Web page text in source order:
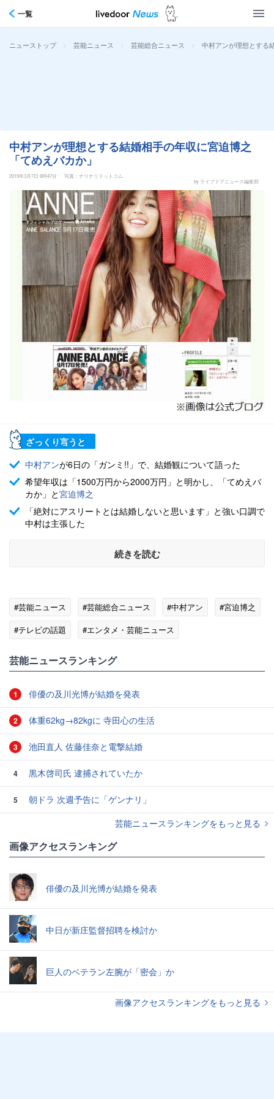
一覧
ニューストップ > 芸能ニュース > 芸能総合ニュース > 中村アンが理想とする
中村アンが理想とする結婚相手の年収に宮迫博之
「てめえバカか」
2015年3月7日 6時47分
写真：ナリナリドットコム
by ライブドアニュース編集部
ざっくり言うと
中村アンが6日の「ガンミ!!」で、結婚観について語った
希望年収は「1500万円から2000万円」と明かし、「てめえバ
カか」と宮迫博之
「絶対にアスリートとは結婚しないと思います」と強い口調で
中村は主張した
続きを読む
#芸能ニュース #芸能総合ニュース #中村アン
#宮迫博之
#テレビの話題
#エンタメ・芸能ニュース
芸能ニュースランキング
1 俳優の及川光博が結婚を発表
2 体重62kg→82kgに 寺田心の生活
3 池田直人 佐藤佳奈と電撃結婚
4 黒木啓司氏 逮捕されていたか
5
朝ドラ 次週予告に「ゲンナリ」
芸能ニュースランキングをもっと見る
画像アクセスランキング
俳優の及川光博が結婚を発表
中日が新庄監督招聘を検討か
巨人のベテラン左腕が「密会」か
画像アクセスランキングをもっと見る